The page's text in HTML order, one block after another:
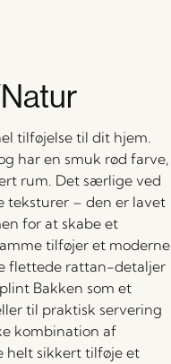
tilføjelse til dit hjem.
har en smuk rød farve,
rum. Det særlige ved
teksturer – den er lavet
for at skabe et
tilføjer et moderne
flettede rattan-detaljer
Bakken som et
til praktisk servering
kombination af
helt sikkert tilføje et